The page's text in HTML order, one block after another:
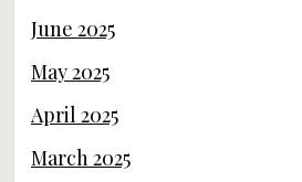
June 2025
May 2025
April 2025
March 2025